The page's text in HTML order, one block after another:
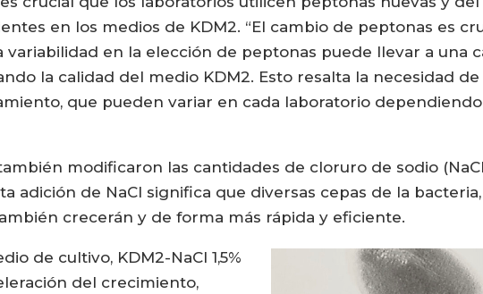
en los medios de KDM2. “El cambio de peptonas es
variabilidad en la elección de peptonas puede llevar a una
la calidad del medio KDM2. Esto resalta la necesidad de
que pueden variar en cada laboratorio
modificaron las cantidades de cloruro de sodio
adición de NaCl significa que diversas cepas de la bacteria,
crecerán y de forma más rápida y eficiente.
de cultivo, KDM2-NaCl 1,5%
del crecimiento,